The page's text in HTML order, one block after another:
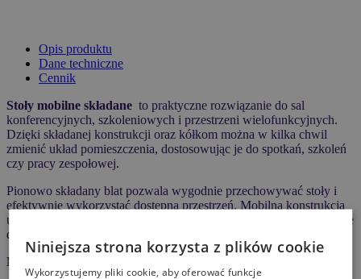
Opis produktu
Dane techniczne
Cennik
Stoły mobilne składane to praktyczne rozwiązanie do sal
konferencyjnych, szkoleniowych i przestrzeni wielofunkcyjnych.
Dzięki składanej konstrukcji oraz kółkom można w kilka chwil
zmienić układ pomieszczenia, dostosowując je do spotkań, szkoleń
czy pracy zespołowej.
Pionowo składany blat pozwala wygodnie przechowywać stoły i
efektywnie wykorzystać dostępną przestrzeń. Mobilna konstrukcja
ułatwia transport, a możliwość łączenia stołów w różne konfiguracje
daje dużą swobodę aranżacji wnętrza.
Najważniejsze cechy:
Niniejsza strona korzysta z plików cookie
Wykorzystujemy pliki cookie, aby oferować funkcje